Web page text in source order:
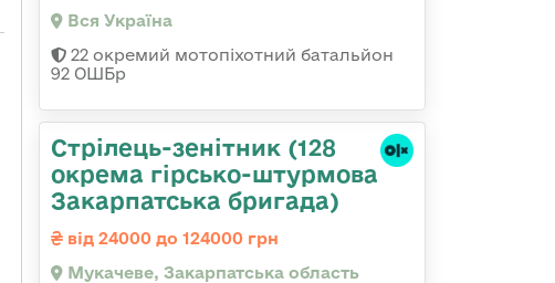
Вся Україна
22 окремий мотопіхотний батальйон
92 ОШБр
Стрілець-зенітник (128
окрема гірсько-штурмова
Закарпатська бригада)
від 24000 до 124000 грн
Мукачеве, Закарпатська область